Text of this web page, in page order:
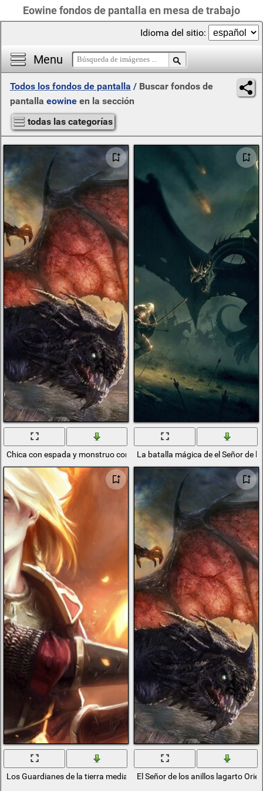
Eowine fondos de pantalla en mesa de trabajo
Menu
Idioma del sitio:
Todos los fondos de pantalla / Buscar fondos de
pantalla eowine en la sección
todas las categorías
Chica con espada y monstruo con PangolinLa batalla mágica de el Señor de
Los Guardianes de la tierra media matan a los demonios
El Señor de los anillos lagarto